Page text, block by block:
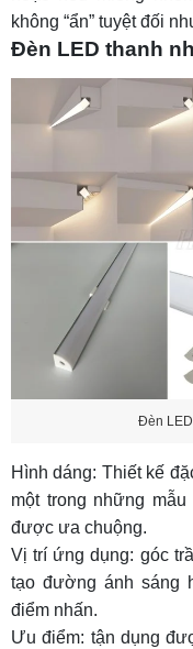
không “ẩn” tuyệt đối
Đèn LED thanh
Đèn
Hình dáng: Thiết kế
một trong những mẫu
được ưa chuộng.
Vị trí ứng dụng: góc
tạo đường ánh sáng
điểm nhấn.
Ưu điểm: tận dụng